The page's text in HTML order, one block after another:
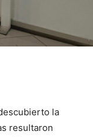
la
resultaron